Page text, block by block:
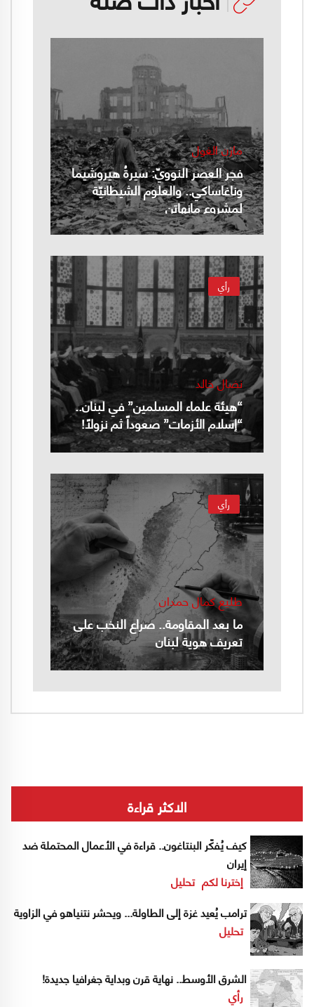
مازن الغول
فجر العصر النوويّ: سيرةُ هيروشيما
وناغاساكي.. والعلوم الشيطانيّة
لمشروع مانهاتن
رأي
نضال خالد
“هيئة علماء المسلمين” في لبنان..
“إسلام الأزمات” صعوداً ثم نزولاً!
رأي
طليع كمال حمدان
ما بعد المقاومة.. صراع النخب على
تعريف هوية لبنان
الاكثر قراءة
كيف يُفكّر البنتاغون.. قراءة في الأعمال المحتملة ضد
إيران
إخترنا لكم تحليل
ترامب يُعيد غزة إلى الطاولة... ويحشر نتنياهو في الزاوية
تحليل
الشرق الأوسط.. نهاية قرن وبداية جغرافيا جديدة!
رأي